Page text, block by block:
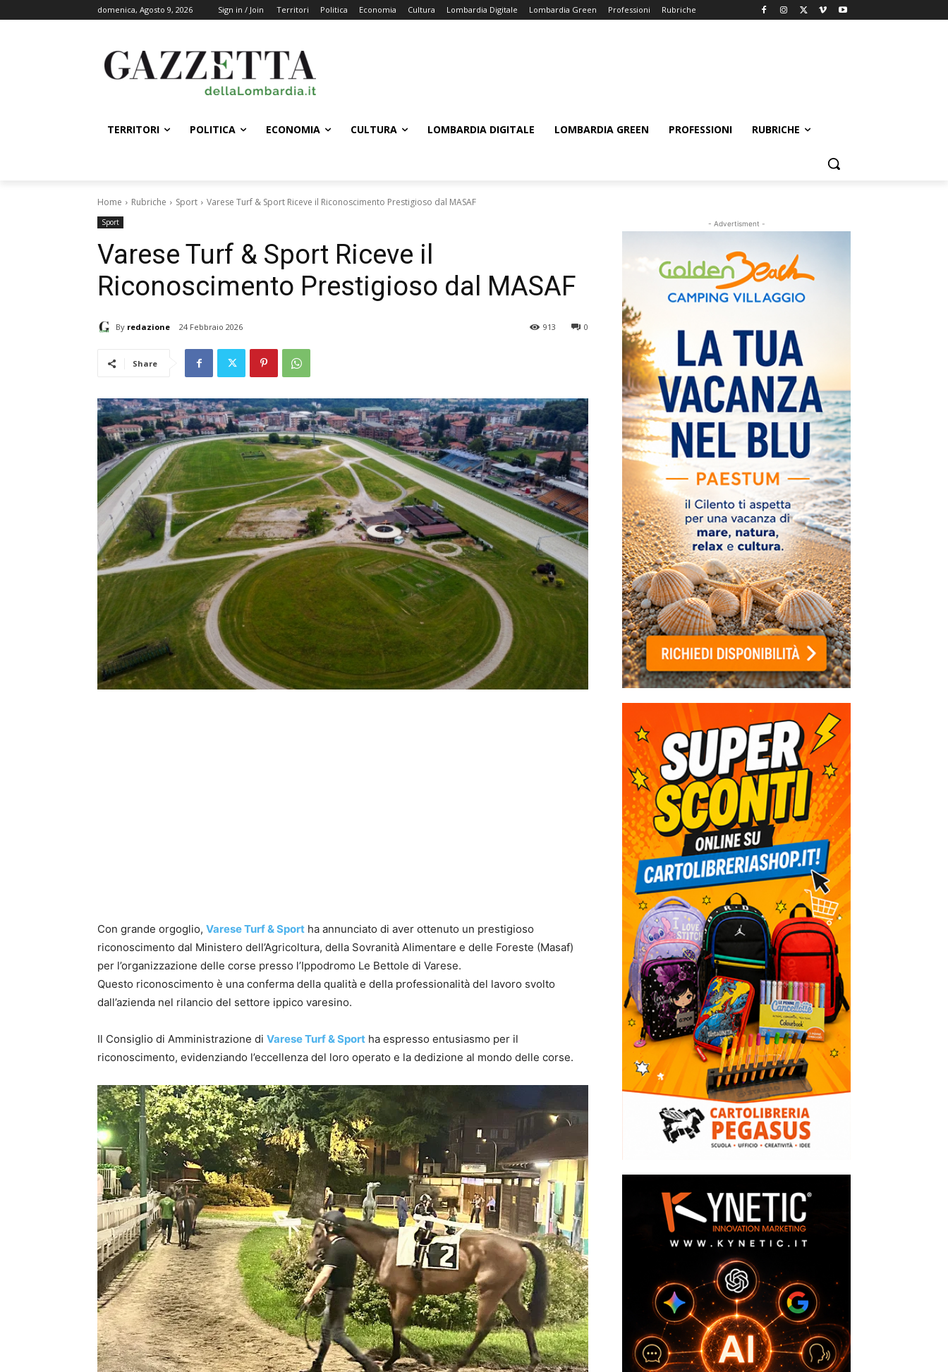
domenica, Agosto 9, 2026 Sign in / Join Territori Politica Economia Cultura Lombardia Digitale Lombardia Green Professioni Rubriche
TERRITORI POLITICA ECONOMIA CULTURA LOMBARDIA DIGITALE LOMBARDIA GREEN PROFESSIONI RUBRICHE
Home Rubriche Sport Varese Turf & Sport Riceve il Riconoscimento Prestigioso dal MASAF
Sport
Varese Turf & Sport Riceve il
Riconoscimento Prestigioso dal MASAF
By redazione 24 Febbraio 2026 0
913
Share
Con grande orgoglio, Varese Turf & Sport ha annunciato di aver ottenuto un prestigioso
riconoscimento dal Ministero dell’Agricoltura, della Sovranità Alimentare e delle Foreste (Masaf)
per l’organizzazione delle corse presso l’Ippodromo Le Bettole di Varese.
Questo riconoscimento è una conferma della qualità e della professionalità del lavoro svolto
dall’azienda nel rilancio del settore ippico varesino.
Il Consiglio di Amministrazione di Varese Turf & Sport ha espresso entusiasmo per il
riconoscimento, evidenziando l’eccellenza del loro operato e la dedizione al mondo delle corse.
- Advertisment -